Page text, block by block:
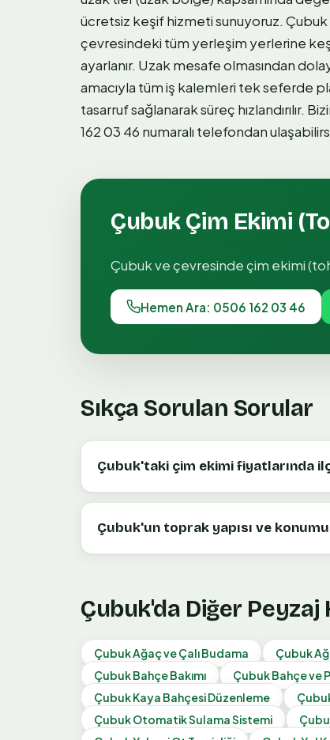
ücretsiz keşif hizmeti sunuyoruz.
çevresindeki tüm yerleşim yerlerine
ayarlanır. Uzak mesafe olmasından
amacıyla tüm iş kalemleri tek seferde
tasarruf sağlanarak süreç
162 03 46 numaralı telefondan
Çubuk Çim Ekimi
Çubukve çevresindeçim ekimi
Hemen Ara: 0506 162 03 46
Sıkça Sorulan Sorular
Çubuk'taki çim ekimi fiyatlarında
Çubuk'un toprak yapısı ve
Çubuk'da Diğer
ÇubukAğaç ve Çalı Budama Çubuk
ÇubukBahçe Bakımı ÇubukBahçe ve
ÇubukKaya Bahçesi Düzenleme
ÇubukOtomatik Sulama Sistemi